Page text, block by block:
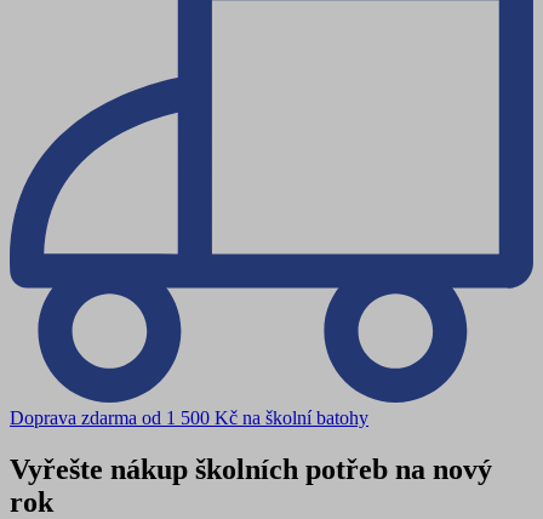
Doprava zdarma od 1 500 Kč na školní batohy
Vyřešte nákup školních potřeb na nový
rok